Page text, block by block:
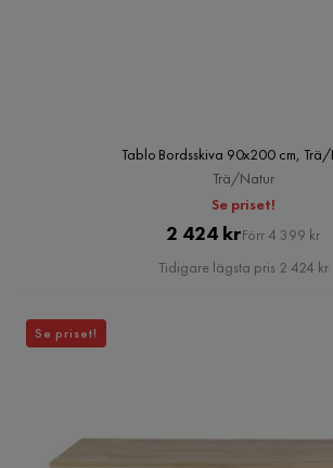
Tablo Bordsskiva 90x200 cm,
Trä/Natur
Se priset!
Pris
2 424 krOriginal
Pris
Förr 4 399 kr
Tidigare lägsta pris 2 424 kr
Se priset!